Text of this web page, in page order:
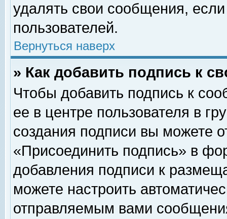
удалять свои сообщения,
пользователей.
Вернуться наверх
» Как добавить подпись к
Чтобы добавить подпись к
ее в центре пользователя в
создания подписи вы можете
«Присоединить подпись» в
добавления подписи к
можете настроить
отправляемым вами